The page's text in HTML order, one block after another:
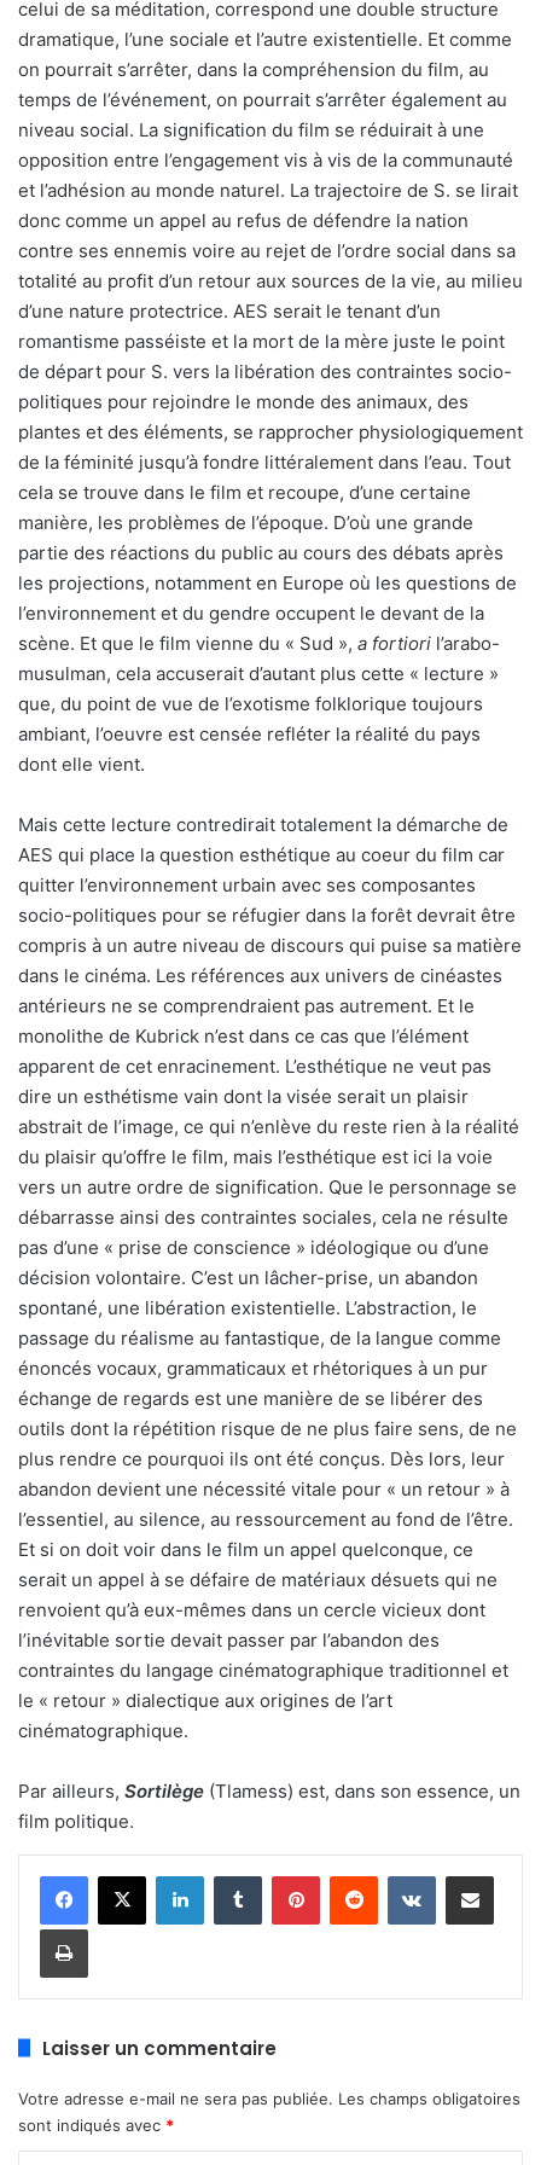
celui de sa méditation, correspond une double structure
dramatique, l’une sociale et l’autre existentielle. Et comme
on pourrait s’arrêter, dans la compréhension du film, au
temps de l’événement, on pourrait s’arrêter également au
niveau social. La signification du film se réduirait à une
opposition entre l’engagement vis à vis de la communauté
et l’adhésion au monde naturel. La trajectoire de S. se lirait
donc comme un appel au refus de défendre la nation
contre ses ennemis voire au rejet de l’ordre social dans sa
totalité au profit d’un retour aux sources de la vie, au milieu
d’une nature protectrice. AES serait le tenant d’un
romantisme passéiste et la mort de la mère juste le point
de départ pour S. vers la libération des contraintes socio-
politiques pour rejoindre le monde des animaux, des
plantes et des éléments, se rapprocher physiologiquement
de la féminité jusqu’à fondre littéralement dans l’eau. Tout
cela se trouve dans le film et recoupe, d’une certaine
manière, les problèmes de l’époque. D’où une grande
partie des réactions du public au cours des débats après
les projections, notamment en Europe où les questions de
l’environnement et du gendre occupent le devant de la
scène. Et que le film vienne du « Sud », a fortiori l’arabo-
musulman, cela accuserait d’autant plus cette « lecture »
que, du point de vue de l’exotisme folklorique toujours
ambiant, l’oeuvre est censée refléter la réalité du pays
dont elle vient.
Mais cette lecture contredirait totalement la démarche de
AES qui place la question esthétique au coeur du film car
quitter l’environnement urbain avec ses composantes
socio-politiques pour se réfugier dans la forêt devrait être
compris à un autre niveau de discours qui puise sa matière
dans le cinéma. Les références aux univers de cinéastes
antérieurs ne se comprendraient pas autrement. Et le
monolithe de Kubrick n’est dans ce cas que l’élément
apparent de cet enracinement. L’esthétique ne veut pas
dire un esthétisme vain dont la visée serait un plaisir
abstrait de l’image, ce qui n’enlève du reste rien à la réalité
du plaisir qu’offre le film, mais l’esthétique est ici la voie
vers un autre ordre de signification. Que le personnage se
débarrasse ainsi des contraintes sociales, cela ne résulte
pas d’une « prise de conscience » idéologique ou d’une
décision volontaire. C’est un lâcher-prise, un abandon
spontané, une libération existentielle. L’abstraction, le
passage du réalisme au fantastique, de la langue comme
énoncés vocaux, grammaticaux et rhétoriques à un pur
échange de regards est une manière de se libérer des
outils dont la répétition risque de ne plus faire sens, de ne
plus rendre ce pourquoi ils ont été conçus. Dès lors, leur
abandon devient une nécessité vitale pour « un retour » à
l’essentiel, au silence, au ressourcement au fond de l’être.
Et si on doit voir dans le film un appel quelconque, ce
serait un appel à se défaire de matériaux désuets qui ne
renvoient qu’à eux-mêmes dans un cercle vicieux dont
l’inévitable sortie devait passer par l’abandon des
contraintes du langage cinématographique traditionnel et
le « retour » dialectique aux origines de l’art
cinématographique.
Par ailleurs, Sortilège (Tlamess) est, dans son essence, un
film politique.
LinkedinTumblr PinterestReddit VKontaktePartager par email
Imprimer
Laisser un commentaire
Votre adresse e-mail ne sera pas publiée. Les champs obligatoires
sont indiqués avec *